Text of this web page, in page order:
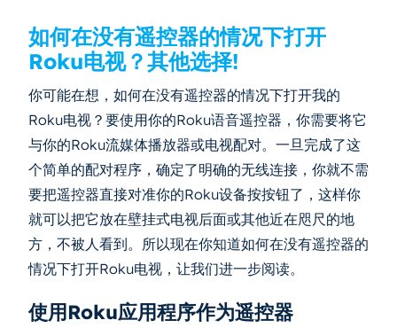
如何在没有遥控器的情况下打开
Roku电视？其他选择!
你可能在想，如何在没有遥控器的情况下打开我的
Roku电视？要使用你的Roku语音遥控器，你需要将它
与你的Roku流媒体播放器或电视配对。一旦完成了这
个简单的配对程序，确定了明确的无线连接，你就不需
要把遥控器直接对准你的Roku设备按按钮了，这样你
就可以把它放在壁挂式电视后面或其他近在咫尺的地
方，不被人看到。所以现在你知道如何在没有遥控器的
情况下打开Roku电视，让我们进一步阅读。
使用Roku应用程序作为遥控器